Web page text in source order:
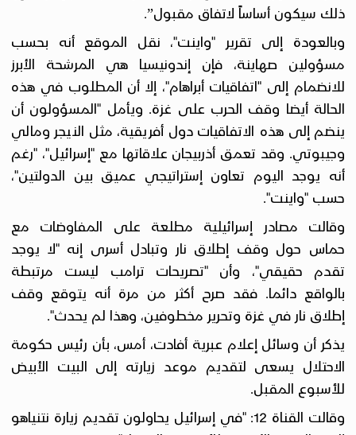
ذلك سيكون أساساً لاتفاق مقبول”.
وبالعودة إلى تقرير "واينت"، نقل الموقع أنه بحسب
مسؤولين صهاينة، فإن إندونيسيا هي المرشحة الأبرز
للانضمام إلى "اتفاقيات أبراهام"، إلا أن المطلوب في هذه
الحالة أيضا وقف الحرب على غزة. ويأمل "المسؤولون أن
ينضم إلى هذه الاتفاقيات دول أفريقية، مثل النيجر ومالي
وجيبوتي. وقد تعمق أذربيجان علاقاتها مع "إسرائيل"، "رغم
أنه يوجد اليوم تعاون إستراتيجي عميق بين الدولتين"،
حسب "واينت".
وقالت مصادر إسرائيلية مطلعة على المفاوضات مع
حماس حول وقف إطلاق نار وتبادل أسرى إنه "لا يوجد
تقدم حقيقي"، وأن "تصريحات ترامب ليست مرتبطة
بالواقع دائما. فقد صرح أكثر من مرة أنه يتوقع وقف
إطلاق نار في غزة وتحرير مخطوفين، وهذا لم يحدث".
يذكر أن وسائل إعلام عبرية أفادت، أمس، بأن رئيس حكومة
الاحتلال يسعى لتقديم موعد زيارته إلى البيت الأبيض
للأسبوع المقبل.
وقالت القناة 12: "في إسرائيل يحاولون تقديم زيارة نتنياهو